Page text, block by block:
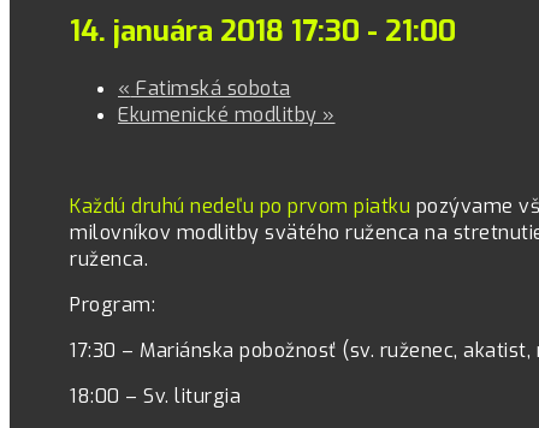
14. januára 2018 17:30 - 21:00
« Fatimská sobota
Ekumenické modlitby »
Každú druhú nedeľu po prvom piatku pozývame
milovníkov modlitby svätého ruženca na
ruženca.
Program:
17:30 – Mariánska pobožnosť (sv. ruženec, akatist,
18:00 – Sv. liturgia